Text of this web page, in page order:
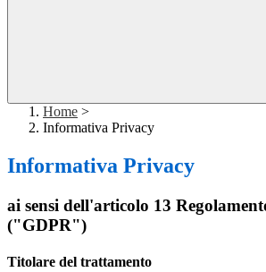
Home >
Informativa Privacy
Informativa Privacy
ai sensi dell'articolo 13
("GDPR")
Titolare del trattamento